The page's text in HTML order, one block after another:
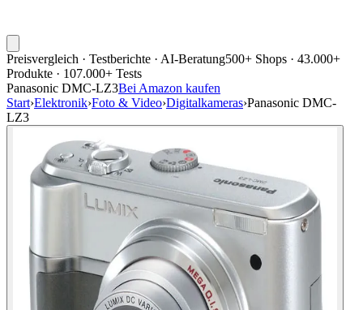
Preisvergleich · Testberichte · AI-Beratung500+ Shops · 43.000+
Produkte · 107.000+ Tests
Panasonic DMC-LZ3Bei Amazon kaufen
Start›Elektronik›Foto & Video›Digitalkameras›Panasonic DMC-
LZ3